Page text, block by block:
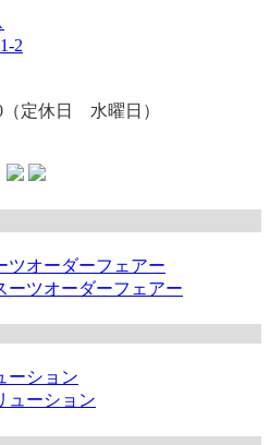
2
（定休日 水曜日）
ツオーダーフェアー
ーション